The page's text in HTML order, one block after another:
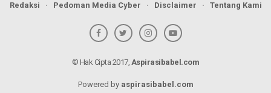
Redaksi Pedoman Media Cyber Disclaimer Tentang Kami
© Hak Cipta 2017, Aspirasibabel.com
Powered by aspirasibabel.com